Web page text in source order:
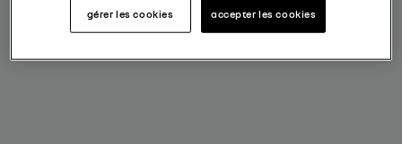
complétez vos coordonnées
accepter les cookies
gérer les cookies